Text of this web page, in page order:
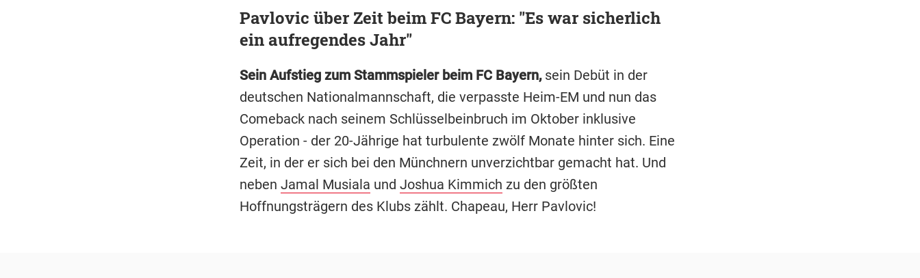
Pavlovic über Zeit beim FC Bayern: "Es war sicherlich
ein aufregendes Jahr"
Sein Aufstieg zum Stammspieler beim FC Bayern,sein Debüt in der
deutschen Nationalmannschaft, die verpasste Heim-EM und nun das
Comeback nach seinem Schlüsselbeinbruch im Oktober inklusive
Operation - der 20-Jährige hat turbulente zwölf Monate hinter sich. Eine
Zeit, in der er sich bei den Münchnern unverzichtbar gemacht hat. Und
neben Jamal Musiala und Joshua Kimmich zu den größten
Hoffnungsträgern des Klubs zählt. Chapeau, Herr Pavlovic!